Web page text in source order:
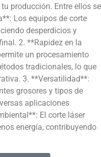
producción. Entre ellos se
Los equipos de corte
desperdicios y
2. **Rapidez en la
un procesamiento
tradicionales, lo que
3. **Versatilidad**:
grosores y tipos de
aplicaciones
El corte láser
energía, contribuyendo